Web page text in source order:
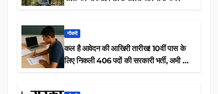
नौकरी
कल है आवेदन की आखिरी तारीख! 10वीं पास के
लिए निकली 406 पदों की सरकारी भर्ती, अभी करें